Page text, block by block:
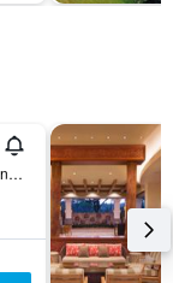
138 Awaiku Street, Lahaina, Maui, HI, USA